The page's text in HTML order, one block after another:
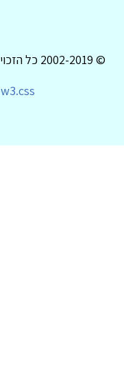
© 2002-2019 כל הזכויות שמורות לפסיכולוגיה עברית
w3.css